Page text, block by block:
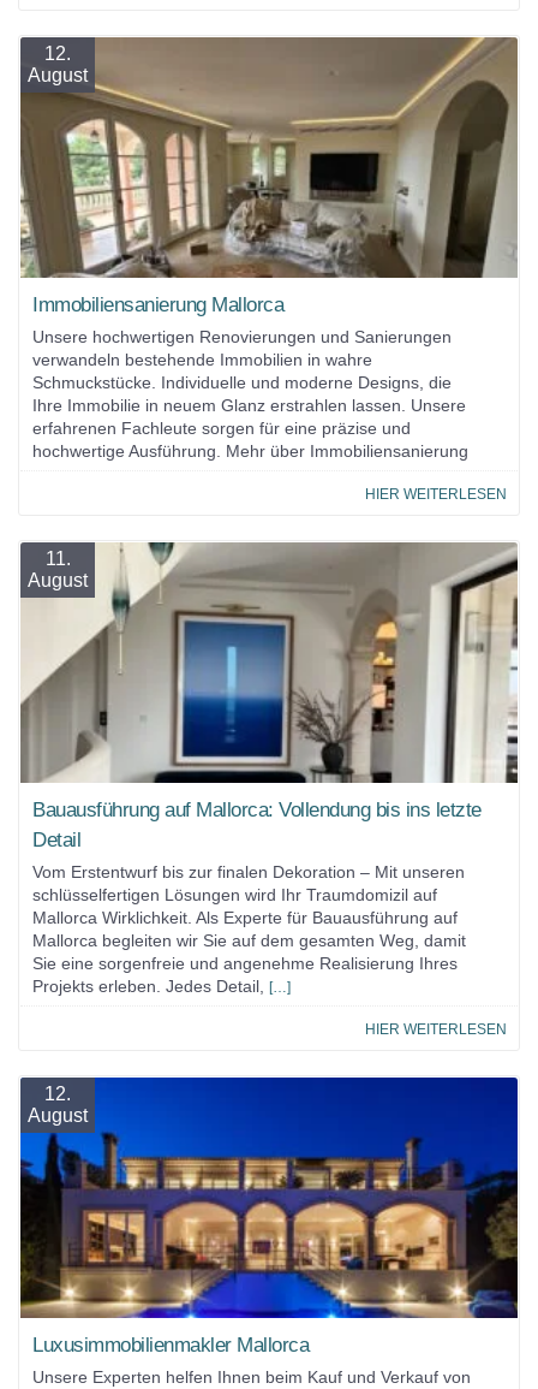
12.
August
Immobiliensanierung Mallorca
Unsere hochwertigen Renovierungen und Sanierungen
verwandeln bestehende Immobilien in wahre
Schmuckstücke. Individuelle und moderne Designs, die
Ihre Immobilie in neuem Glanz erstrahlen lassen. Unsere
erfahrenen Fachleute sorgen für eine präzise und
hochwertige Ausführung. Mehr über Immobiliensanierung
HIER WEITERLESEN
11.
August
Bauausführung auf Mallorca: Vollendung bis ins letzte
Detail
Vom Erstentwurf bis zur finalen Dekoration – Mit unseren
schlüsselfertigen Lösungen wird Ihr Traumdomizil auf
Mallorca Wirklichkeit. Als Experte für Bauausführung auf
Mallorca begleiten wir Sie auf dem gesamten Weg, damit
Sie eine sorgenfreie und angenehme Realisierung Ihres
Projekts erleben. Jedes Detail, […]
HIER WEITERLESEN
12.
August
Luxusimmobilienmakler Mallorca
Unsere Experten helfen Ihnen beim Kauf und Verkauf von